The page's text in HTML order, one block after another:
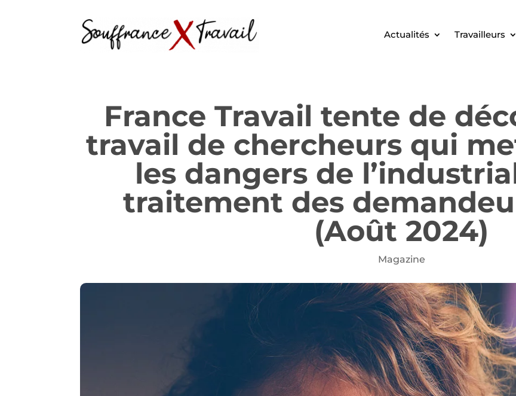
Actualités Travailleurs
France Travail tente de
travail de chercheurs qui
les dangers de
traitement des
(Août 2024)
Magazine